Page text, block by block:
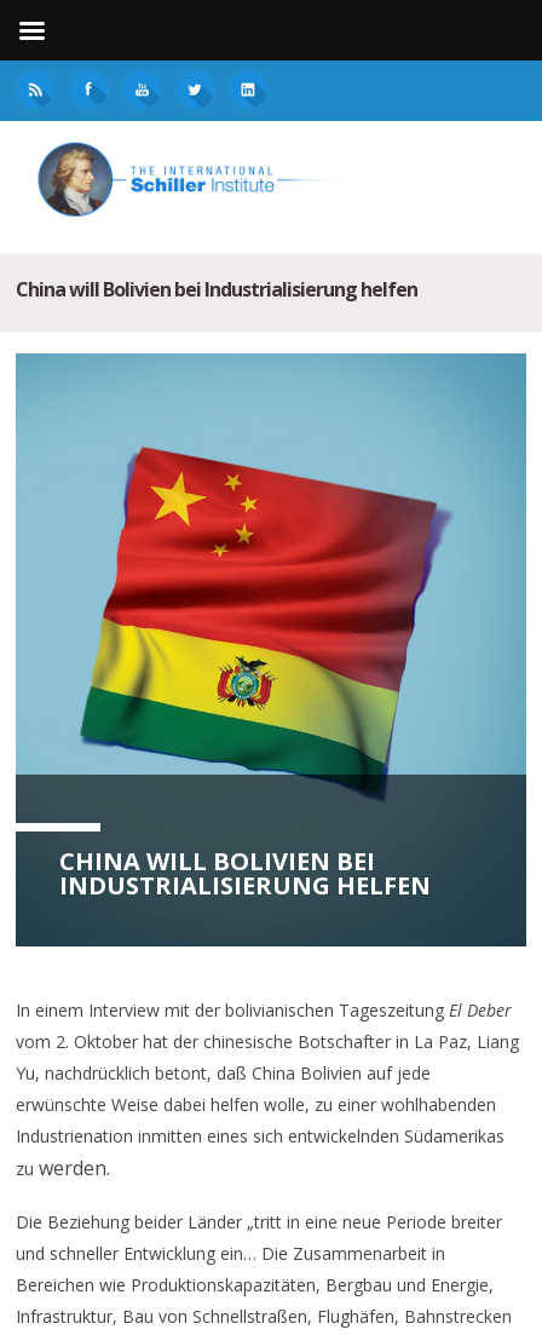
China will Bolivien bei Industrialisierung helfen
CHINA WILL BOLIVIEN BEI
INDUSTRIALISIERUNG HELFEN
In einem Interview mit der bolivianischen TageszeitungEl Deber
vom 2. Oktober hat der chinesische Botschafter in La Paz, Liang
Yu, nachdrücklich betont, daß China Bolivien auf jede
erwünschte Weise dabei helfen wolle, zu einer wohlhabenden
Industrienation inmitten eines sich entwickelnden Südamerikas
zuwerden.
Die Beziehung beider Länder „tritt in eine neue Periode breiter
und schneller Entwicklung ein… Die Zusammenarbeit in
Bereichen wie Produktionskapazitäten, Bergbau und Energie,
Infrastruktur, Bau von Schnellstraßen, Flughäfen, Bahnstrecken